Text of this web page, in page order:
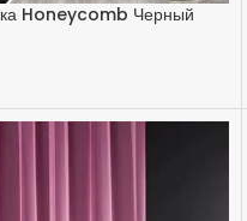
Honeycomb Черный